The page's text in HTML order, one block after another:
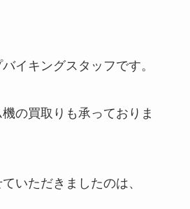
イキングスタッフです。
の買取りも承っておりま
いただきましたのは、